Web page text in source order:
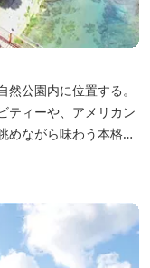
公園内に位置する。
ティーや、アメリカン
めながら味わう本格的
、